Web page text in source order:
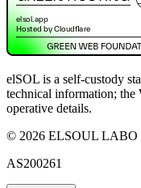
elSOL is a self-custody
technical information; the
operative details.
© 2026 ELSOUL LABO
AS200261